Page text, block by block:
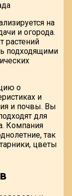
на
и огорода.
растений
подходящими
о
и
и почвы. Вы
для
Компания
так
цветы